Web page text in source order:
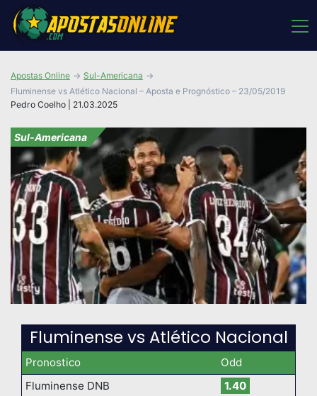
Pedro Coelho | 21.03.2025
Apostas Online
Sul-Americana
Fluminense vs Atlético Nacional – Aposta e Prognóstico – 23/05/2019
Sul-Americana
Fluminense vs Atlético Nacional
Pronostico
Odd
Fluminense DNB
1.40